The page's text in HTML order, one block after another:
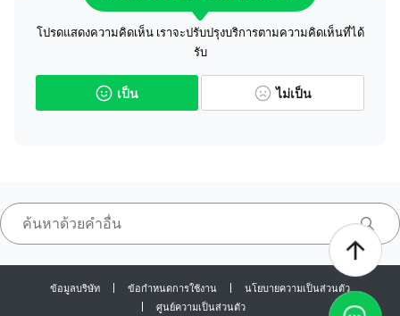
โปรดแสดงความคิดเห็น เราจะปรับปรุงบริการตามความคิดเห็นที่ได้
รับ
เป็น ไม่เป็น
ข้อมูลบริษัท ข้อกำหนดการใช้งาน
นโยบายความเป็นส่วนตัว
ศูนย์ความเป็นส่วนตัว